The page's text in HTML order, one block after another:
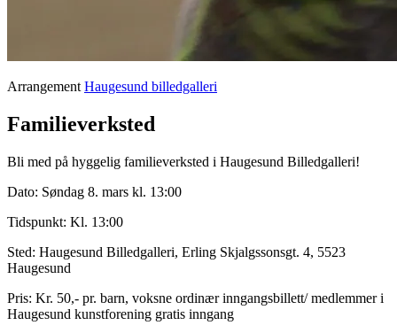
Arrangement Haugesund billedgalleri
Familieverksted
Bli med på hyggelig familieverksted i Haugesund Billedgalleri!
Dato: Søndag 8. mars kl. 13:00
Tidspunkt: Kl. 13:00
Sted: Haugesund Billedgalleri, Erling Skjalgssonsgt. 4, 5523
Haugesund
Pris: Kr. 50,- pr. barn, voksne ordinær inngangsbillett/ medlemmer i
Haugesund kunstforening gratis inngang